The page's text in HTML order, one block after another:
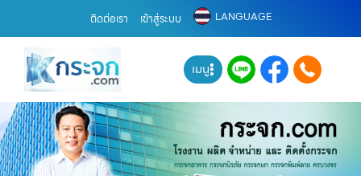
ติดต่อเรา เข้าสู่ระบบ LANGUAGE
เมนู